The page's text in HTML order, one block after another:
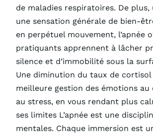
de maladies respiratoires. De
une sensation générale de bien-
en perpétuel mouvement, l’apnée
pratiquants apprennent à lâcher
silence et d’immobilité sous la
Une diminution du taux de
meilleure gestion des émotions
au stress, en vous rendant plus
ses limites L’apnée est une
mentales. Chaque immersion est